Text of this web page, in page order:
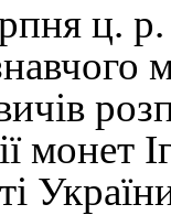
ц. р.
монет